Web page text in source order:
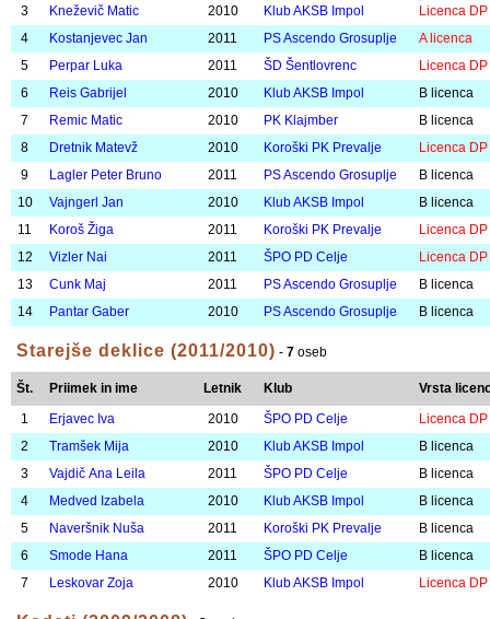
20
Zupan Neža 2013 ŠPO PD Celje
B licenca
21
Dretnik Ana 2013 Koroški PK Prevalje
B licenca
22
Pekol Gaja 2013 PS Ascendo Grosuplje
B licenca
23
Vogrinec Brina 2012 Klub AKSB Impol
B licenca
24
Radaković Sara 2012 ŠPO PD Celje
B licenca
25
Zorko Elizabeta 2013 PS Ascendo Grosuplje B licenca
Starejši dečki (2011/2010)-14oseb
Št. Priimek in ime Letnik Klub
Vrsta
1
Ribič Luka 2010 PK Klajmber
Licenca DP
2
Brčon Blaž 2011 ŠD Šentlovrenc
Licenca DP
3
Kneževič Matic 2010 Klub AKSB Impol
Licenca DP
Perpar Luka ŠD Šentlovrenc
6
Reis Gabrijel 2010 Klub AKSB Impol
B licenca
7
Remic Matic 2010 PK Klajmber
B licenca
8
Dretnik Matevž 2010 Koroški PK Prevalje
Licenca DP
9
Lagler Peter Bruno 2011 PS Ascendo Grosuplje
B licenca
10
Vajngerl Jan 2010 Klub AKSB Impol
B licenca
11
Koroš Žiga 2011 Koroški PK Prevalje
Licenca DP
12
Vizler Nai 2011 ŠPO PD Celje
Licenca DP
13
Cunk Maj 2011 PS Ascendo Grosuplje
B licenca